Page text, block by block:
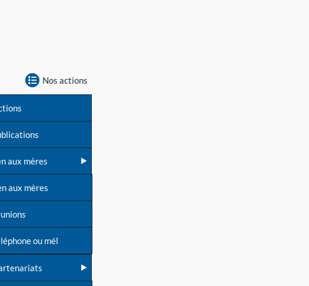
Nos actions
aux mères
aux mères
ou mél